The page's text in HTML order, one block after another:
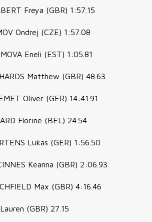
Freya (GBR) 1:57.15
Ondrej (CZE) 1:57.08
Eneli (EST) 1:05.81
Matthew (GBR) 48.63
Oliver (GER) 14:41.91
Florine (BEL) 24.54
Lukas (GER) 1:56.50
Keanna (GBR) 2:06.93
Max (GBR) 4:16.46
(GBR) 27.15